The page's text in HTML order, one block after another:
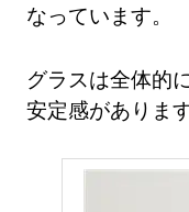
なっています。
グラスは全体的
安定感があります